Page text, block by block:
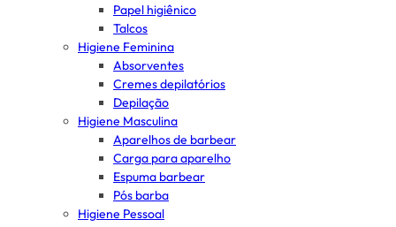
Papel higiênico
Talcos
Higiene Feminina
Absorventes
Cremes depilatórios
Depilação
Higiene Masculina
Aparelhos de barbear
Carga para aparelho
Espuma barbear
Pós barba
Higiene Pessoal